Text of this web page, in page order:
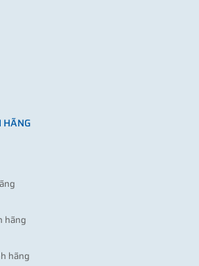
HÃNG
hãng
hãng